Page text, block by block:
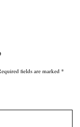
fields are marked *